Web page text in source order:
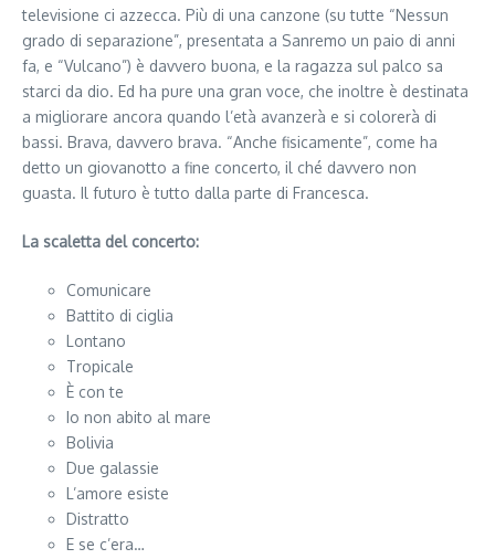
televisione ci azzecca. Più di una canzone (su tutte “Nessun
grado di separazione”, presentata a Sanremo un paio di anni
fa, e “Vulcano”) è davvero buona, e la ragazza sul palco sa
starci da dio. Ed ha pure una gran voce, che inoltre è destinata
a migliorare ancora quando l’età avanzerà e si colorerà di
bassi. Brava, davvero brava. “Anche fisicamente”, come ha
detto un giovanotto a fine concerto, il ché davvero non
guasta. Il futuro è tutto dalla parte di Francesca.
La scaletta del concerto:
Comunicare
Battito di ciglia
Lontano
Tropicale
È con te
Io non abito al mare
Bolivia
Due galassie
L’amore esiste
Distratto
E se c’era…